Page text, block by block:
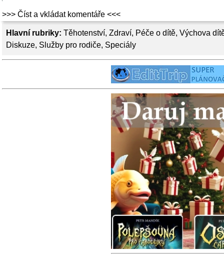
Hlavní rubriky: Těhotenství, Zdraví, Péče o dítě, Výchova
Diskuze, Služby pro rodiče, Speciály
>>> Číst a vkládat komentáře <<<